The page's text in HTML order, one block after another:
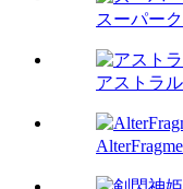
スーパー
アストラ